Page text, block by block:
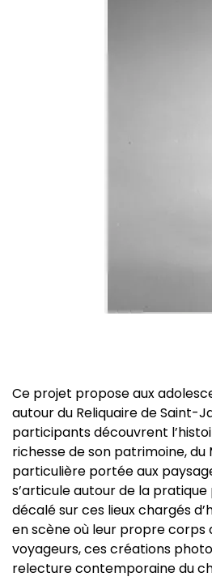
Ce projet propose aux
autour du Reliquaire de Saint-
participants découvrent
richesse de son patrimoine,
particulière portée aux
s’articule autour de la
décalé sur ces lieux chargés
en scène où leur propre corps
voyageurs, ces créations
relecture contemporaine du